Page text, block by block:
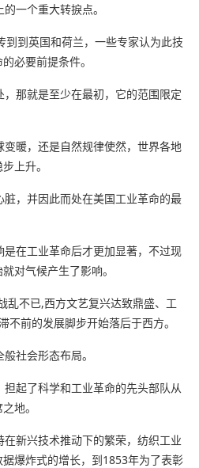
一个重大转捩点。
到英国和荷兰，一些专家认为此技
必要前提条件。
那就是至少在最初，它的范围限定
变暖，还是自然规律使然，世界各地
上升。
，并因此而处在美国工业革命的最
在工业革命后才更加显著，不过现
对气候产生了影响。
乱不已,西方文艺复兴达致鼎盛、工
不前的发展脚步开始落后于西方。
社会形态布局。
起了科学和工业革命的先头部队从
地。
新兴技术推动下的繁荣，纺织工业
爆炸式的增长，到1853年为了表彰